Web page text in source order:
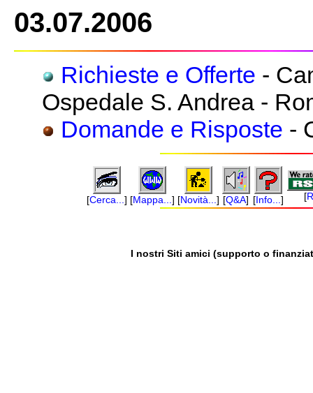
03.07.2006
Richieste e Offerte -
Ospedale S. Andrea -
Domande e Risposte -
[Cerca... ] [Mappa... ] [Novità... ] [Q&A] [Info... ] [
I nostri Siti amici (supporto o